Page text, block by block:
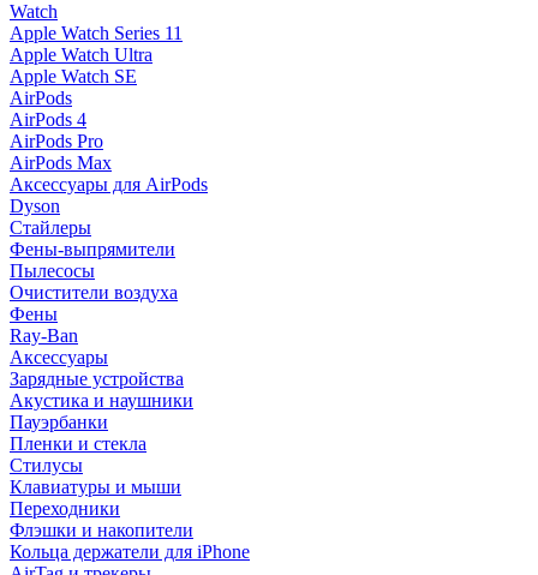
Watch
Apple Watch Series 11
Apple Watch Ultra
Apple Watch SE
AirPods
AirPods 4
AirPods Pro
AirPods Max
Аксессуары для AirPods
Dyson
Стайлеры
Фены-выпрямители
Пылесосы
Очистители воздуха
Фены
Ray-Ban
Аксессуары
Зарядные устройства
Акустика и наушники
Пауэрбанки
Пленки и стекла
Стилусы
Клавиатуры и мыши
Переходники
Флэшки и накопители
Кольца держатели для iPhone